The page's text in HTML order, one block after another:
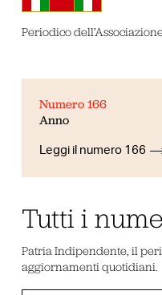
Periodico
Numero 166
Anno
Leggi il numero 166
Tutti i
Patria Indipendente, il
aggiornamenti quotidiani.